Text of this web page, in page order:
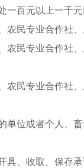
一百元以上一千元
农民专业合作社
农民专业合作社
农民专业合作社
单位或者个人、
具、收取、保存